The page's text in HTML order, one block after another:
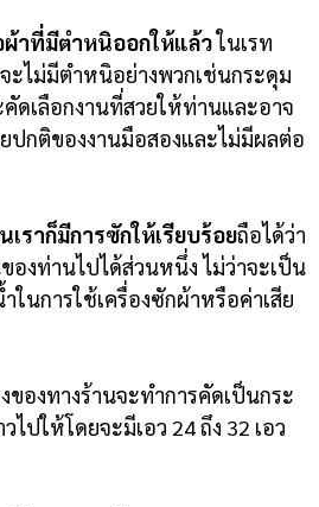
ผ้าที่มีตำหนิออกให้แล้วในเรท
ะไม่มีตำหนิอย่างพวกเช่นกระดุม
ดเลือกงานที่สวยให้ท่านและอาจ
ปกติของงานมือสองและไม่มีผลต่อ
เราก็มีการซักให้เรียบร้อยถือได้ว่า
งท่านไปได้ส่วนหนึ่ง ไม่ว่าจะเป็น
ในการใช้เครื่องซักผ้าหรือค่าเสีย
ของทางร้านจะทำการคัดเป็นกระ
ปให้โดยจะมีเอว 24 ถึง 32 เอว